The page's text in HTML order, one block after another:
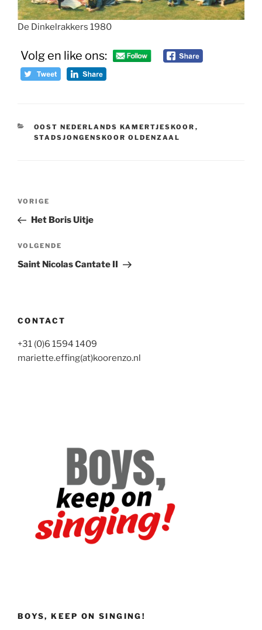
De Dinkelrakkers 1980
Volg en like ons:
CATEGORIEËN
OOST NEDERLANDS KAMERTJESKOOR ,
STADSJONGENSKOOR OLDENZAAL
Bericht
Vorig
bericht
VORIGE
Het Boris Uitje
Volgend
bericht
VOLGENDE
Saint Nicolas Cantate II
CONTACT
+31 (0)6 1594 1409
mariette.effing(at)koorenzo.nl
BOYS, KEEP ON SINGING!